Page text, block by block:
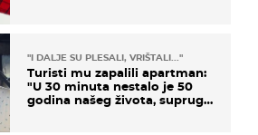
"I DALJE SU PLESALI, VRIŠTALI..."
Turisti mu zapalili apartman:
"U 30 minuta nestalo je 50
godina našeg života, supruga